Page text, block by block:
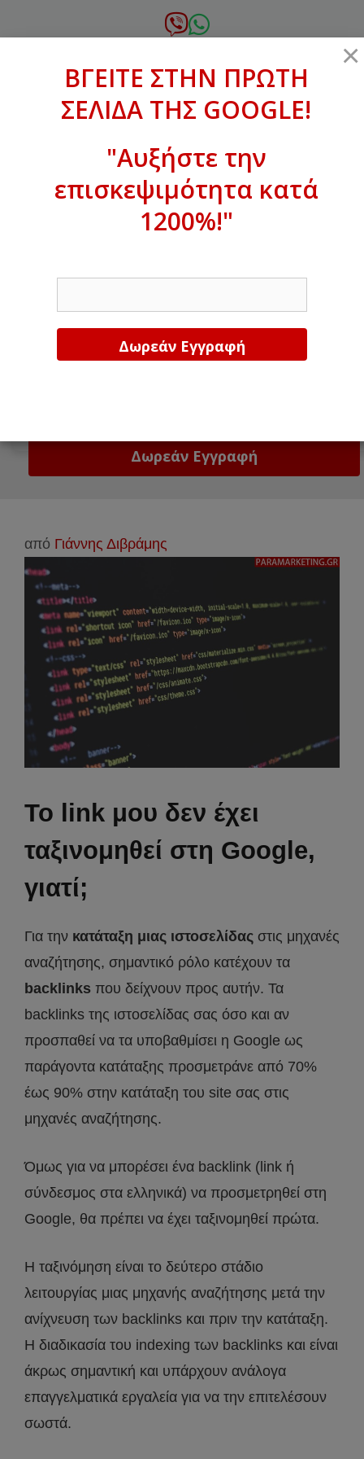
σε
xanthogenous@gmail.com
ΒΓΕΙΤΕ ΣΤΗΝ ΠΡΩΤΗ ΣΕΛΙΔΑ ΤΗΣ
GOOGLE!
από Γιάννης Διβράμης
Το link μου δεν έχει
ταξινομηθεί στη Google,
γιατί;
Για την κατάταξη μιας ιστοσελίδας στις μηχανές
αναζήτησης, σημαντικό ρόλο κατέχουν τα
backlinks που δείχνουν προς αυτήν. Τα
backlinks της ιστοσελίδας σας όσο και αν
προσπαθεί να τα υποβαθμίσει η Google ως
παράγοντα κατάταξης προσμετράνε από 70%
έως 90% στην κατάταξη του site σας στις
μηχανές αναζήτησης.
Όμως για να μπορέσει ένα backlink (link ή
σύνδεσμος στα ελληνικά) να προσμετρηθεί στη
Google, θα πρέπει να έχει ταξινομηθεί πρώτα.
Η ταξινόμηση είναι το δεύτερο στάδιο
λειτουργίας μιας μηχανής αναζήτησης μετά την
ανίχνευση των backlinks και πριν την κατάταξη.
Η διαδικασία του indexing των backlinks και είναι
άκρως σημαντική και υπάρχουν ανάλογα
επαγγελματικά εργαλεία για να την επιτελέσουν
σωστά.
×
ΒΓΕΙΤΕ ΣΤΗΝ ΠΡΩΤΗ
ΣΕΛΙΔΑ ΤΗΣ GOOGLE!
"Αυξήστε την
επισκεψιμότητα κατά
1200%!"